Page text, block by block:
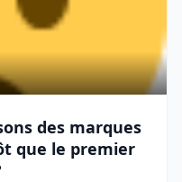
des marques
que le premier